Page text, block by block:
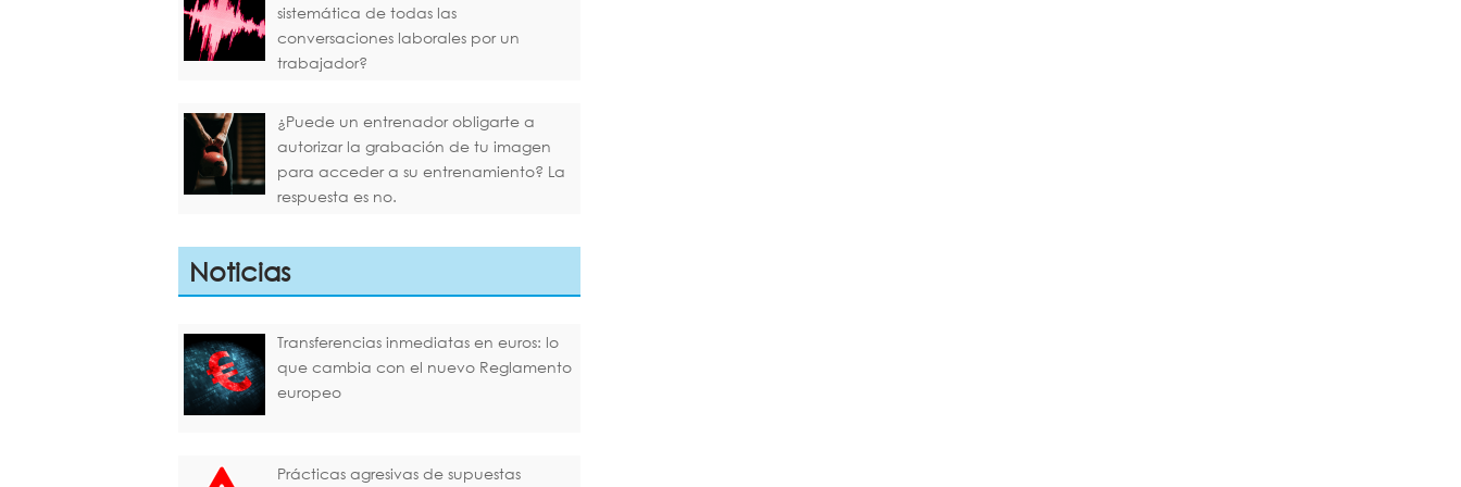
sistemática de todas las
conversaciones laborales por un
trabajador?
¿Puede un entrenador obligarte a
autorizar la grabación de tu imagen
para acceder a su entrenamiento? La
respuesta es no.
Noticias
Transferencias inmediatas en euros: lo
que cambia con el nuevo Reglamento
europeo
Prácticas agresivas de supuestas